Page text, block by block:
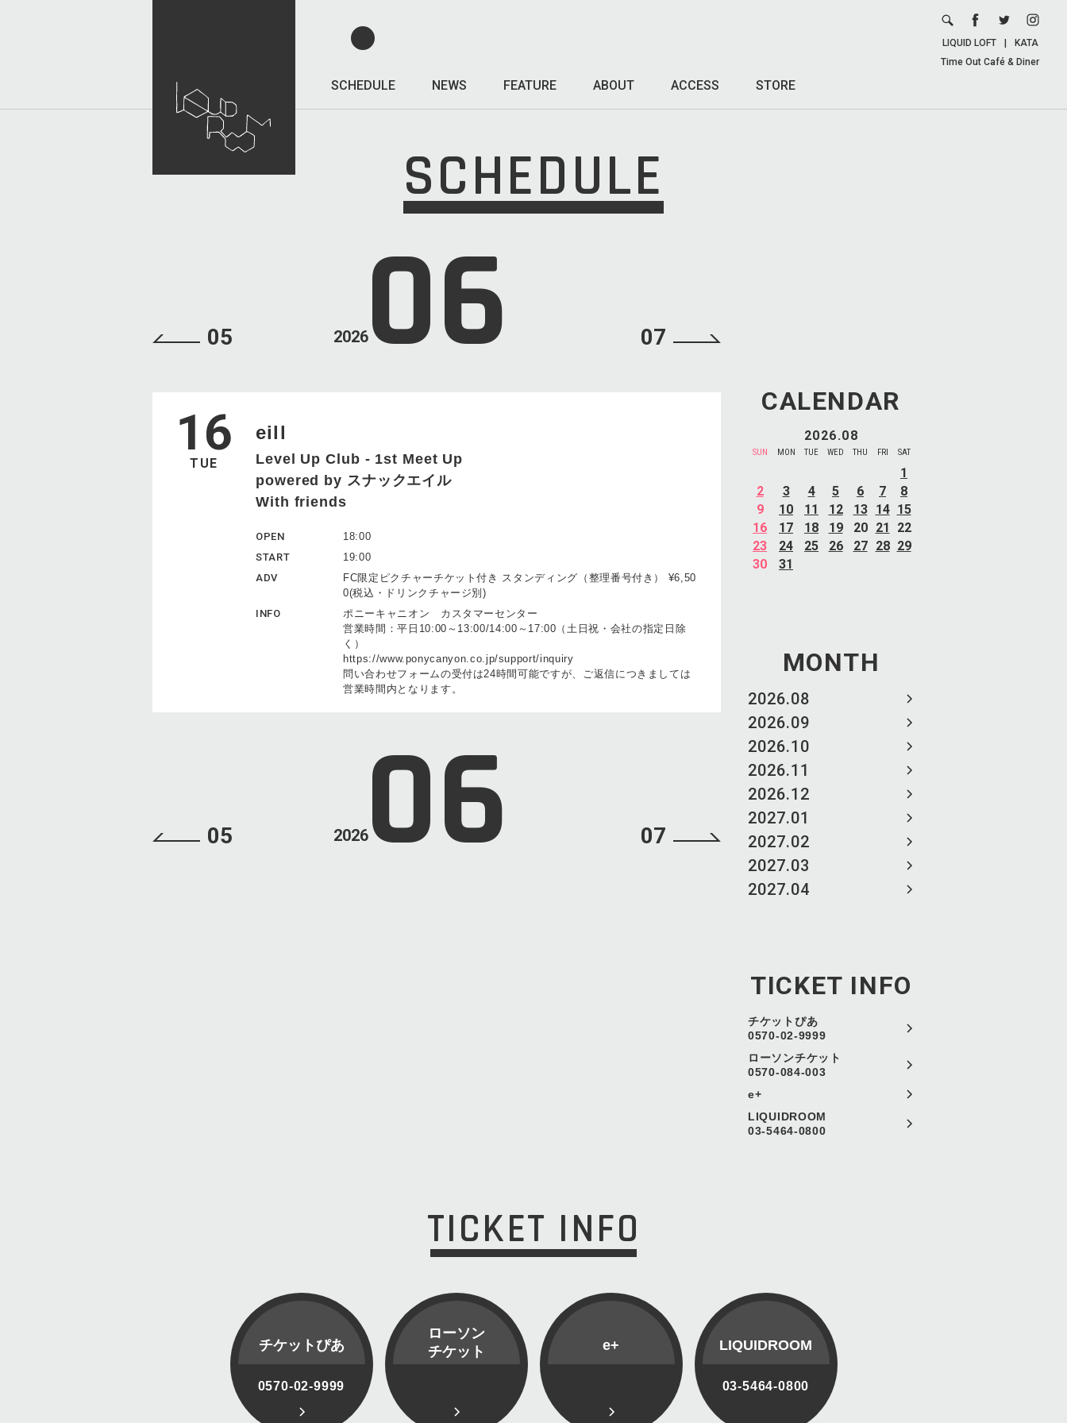
SCHEDULE NEWS FEATURE ABOUT ACCESS STORE
LIQUID LOFT
KATA
Time Out Café & Diner
SCHEDULE
CALENDAR
2026.08
SUN MON TUE WED THU FRI SAT
1
2
3 4 5 6 7
8
9
10 11 12 13 14 15
16
17 18 19 20 21
22
23
24 25 26 27 28 29
30
31
MONTH
2026.08
2026.09
2026.10
2026.11
2026.12
2027.01
2027.02
2027.03
2027.04
TICKET INFO
チケットぴあ
0570-02-9999
ローソンチケット
0570-084-003
e+
LIQUIDROOM
03-5464-0800
202606
05 07
16
TUE
eill
Level Up Club - 1st Meet Up
powered by スナックエイル
With friends
OPEN
18:00
START
19:00
ADV
FC限定ピクチャーチケット付き スタンディング（整理番号付き） ¥6,50
0(税込・ドリンクチャージ別)
INFO
ポニーキャニオン カスタマーセンター
営業時間：平日10:00～13:00/14:00～17:00（土日祝・会社の指定日除
く）
https://www.ponycanyon.co.jp/support/inquiry
問い合わせフォームの受付は24時間可能ですが、ご返信につきましては
営業時間内となります。
202606
05 07
TICKET INFO
チケットぴあ
0570-02-9999
ローソン
チケット
e+ LIQUIDROOM
03-5464-0800